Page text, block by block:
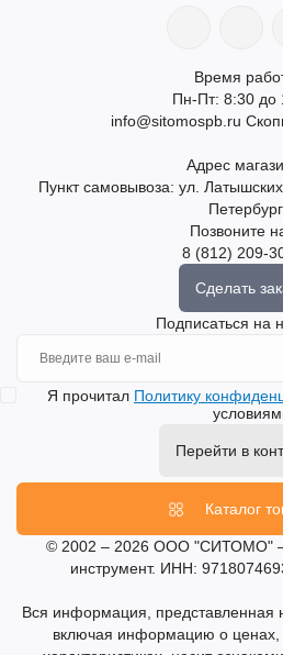
Время
Пн-Пт: 8:30 до
info@sitomospb.ru
Адрес
Пункт самовывоза: ул.
Петербург
Позвоните
8 (812) 209-
Сделать
Подписаться на
Я прочитал Политику
Перейти в
Каталог
© 2002 – 2026 ООО "СИТОМО" –
инструмент. ИНН:
Вся информация, представленная
включая информацию о ценах,